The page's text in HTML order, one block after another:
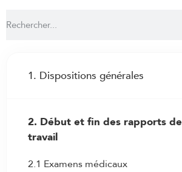
1. Dispositions générales
1.2 But
1.3 Champ d’application
1.3bis Dispositions applicables aux
2. Début et fin des rapports de
travail
2.1 Examens médicaux